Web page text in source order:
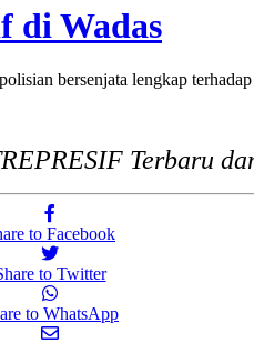
di Wadas
bersenjata lengkap
Terbaru
to Facebook
to Twitter
to WhatsApp